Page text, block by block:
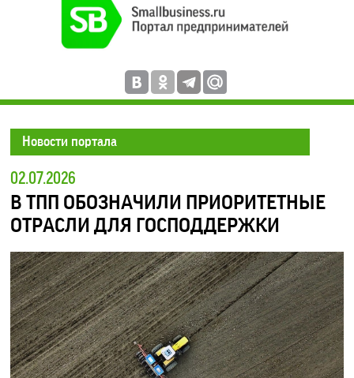
Новости портала
02.07.2026
В ТПП ОБОЗНАЧИЛИ ПРИОРИТЕТНЫЕ
ОТРАСЛИ ДЛЯ ГОСПОДДЕРЖКИ